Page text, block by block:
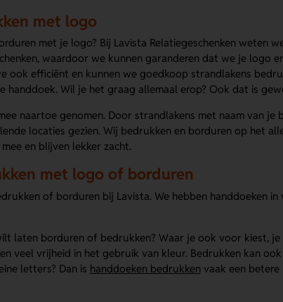
met logo
met je logo? Bij Lavista Relatiegeschenken weten
waardoor we kunnen garanderen dat we je logo
ook efficiënt en kunnen we goedkoop strandlakens
handdoek. Wil je het graag allemaal erop? Ook dat is
naartoe genomen. Door strandlakens met naam van
locaties gezien. Wij bedrukken en borduren op het
en blijven lekker zacht.
met logo of borduren
of borduren bij Lavista. We hebben handdoeken
laten borduren of bedrukken? Waar je ook voor kiest,
veel vrijheid in het gebruik van kleur. Bedrukken kan
letters? Dan is handdoeken bedrukken vaak een